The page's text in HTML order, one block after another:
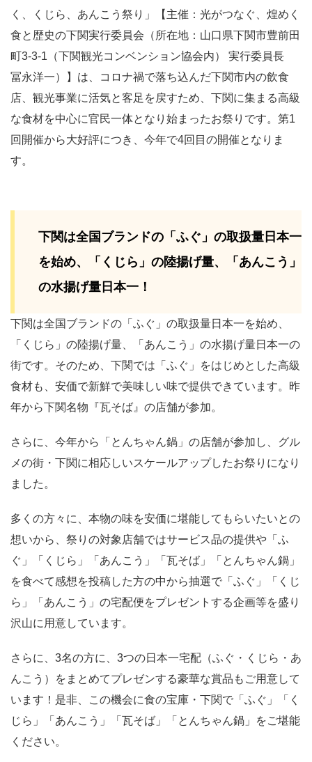
く、くじら、あんこう祭り」【主催：光がつなぐ、煌めく
食と歴史の下関実行委員会（所在地：山口県下関市豊前田
町3-3-1（下関観光コンベンション協会内） 実行委員長
冨永洋一）】は、コロナ禍で落ち込んだ下関市内の飲食
店、観光事業に活気と客足を戻すため、下関に集まる高級
な食材を中心に官民一体となり始まったお祭りです。第1
回開催から大好評につき、今年で4回目の開催となりま
す。
下関は全国ブランドの「ふぐ」の取扱量日本一
を始め、「くじら」の陸揚げ量、「あんこう」
の水揚げ量日本一！
下関は全国ブランドの「ふぐ」の取扱量日本一を始め、
「くじら」の陸揚げ量、「あんこう」の水揚げ量日本一の
街です。そのため、下関では「ふぐ」をはじめとした高級
食材も、安価で新鮮で美味しい味で提供できています。昨
年から下関名物『瓦そば』の店舗が参加。
さらに、今年から「とんちゃん鍋」の店舗が参加し、グル
メの街・下関に相応しいスケールアップしたお祭りになり
ました。
多くの方々に、本物の味を安価に堪能してもらいたいとの
想いから、祭りの対象店舗ではサービス品の提供や「ふ
ぐ」「くじら」「あんこう」「瓦そば」「とんちゃん鍋」
を食べて感想を投稿した方の中から抽選で「ふぐ」「くじ
ら」「あんこう」の宅配便をプレゼントする企画等を盛り
沢山に用意しています。
さらに、3名の方に、3つの日本一宅配（ふぐ・くじら・あ
んこう）をまとめてプレゼンする豪華な賞品もご用意して
います！是非、この機会に食の宝庫・下関で「ふぐ」「く
じら」「あんこう」「瓦そば」「とんちゃん鍋」をご堪能
ください。